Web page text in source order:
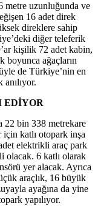
metre uzunluğunda ve
16 adet direk
direklere sahip
diğer teleferik
kişilik 72 adet kabin,
boyunca ağaçların
de Türkiye’nin en
EDİYOR
22 bin 338 metrekare
için katlı otopark inşa
elektrikli araç park
olacak. 6 katlı olarak
yer alacak. Ayrıca
araçlık, 16 büyük
ayağına da yine
yapılıyor.